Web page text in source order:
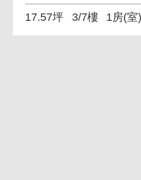
17.57坪 3/7樓 1房(室